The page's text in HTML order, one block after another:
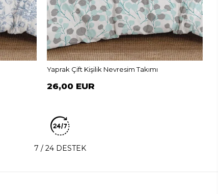
Yaprak Çift Kişilik Nevresim Takımı
26,00 EUR
7 / 24 DESTEK